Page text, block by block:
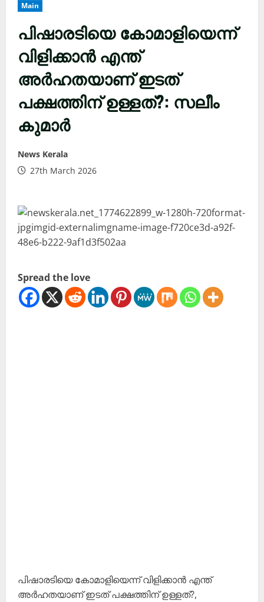
Main
പിഷാരടിയെ കോമാളിയെന്ന്
വിളിക്കാൻ എന്ത്
അർഹതയാണ് ഇടത്
പക്ഷത്തിന് ഉള്ളത്?: സലീം
കുമാർ
News Kerala
27th March 2026
Spread the love
പിഷാരടിയെ കോമാളിയെന്ന് വിളിക്കാൻ എന്ത്
അർഹതയാണ് ഇടത് പക്ഷത്തിന് ഉള്ളത്?,